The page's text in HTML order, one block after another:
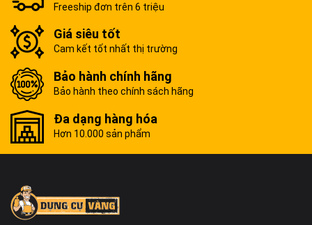
Freeship đơn trên 6 triệu
Giá siêu tốt
Cam kết tốt nhất thị trường
Bảo hành chính hãng
Bảo hành theo chính sách hãng
Đa dạng hàng hóa
Hơn 10.000 sản phẩm